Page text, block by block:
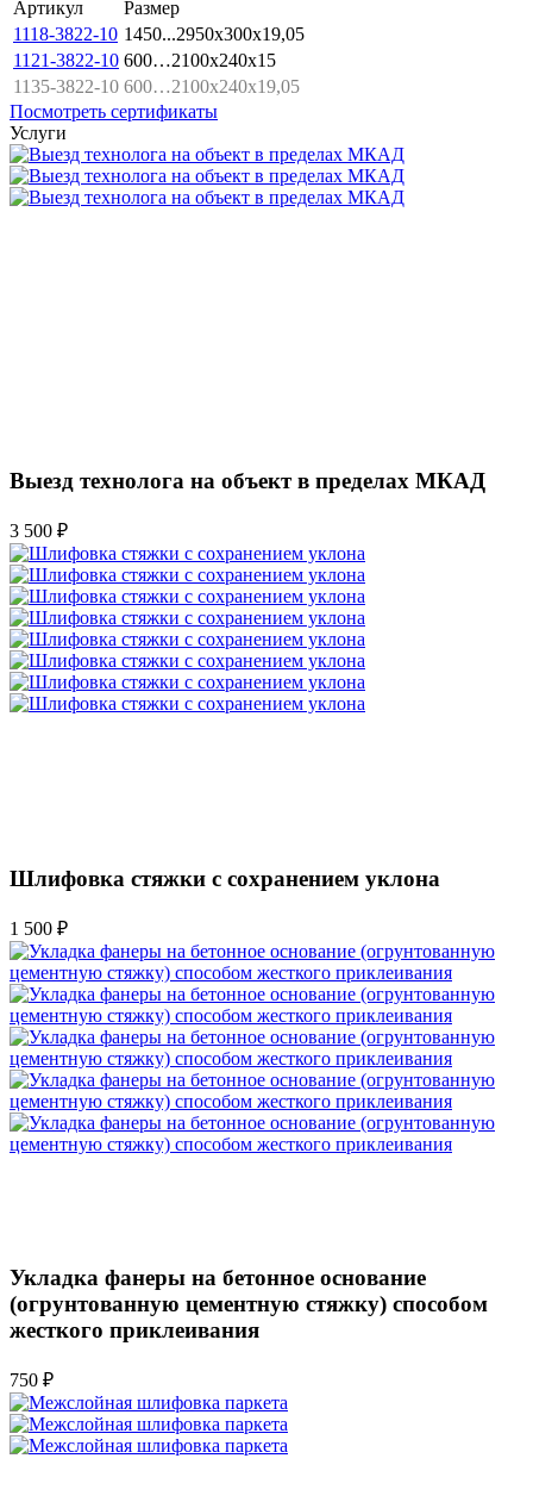
Артикул
Размер
1118-3822-10 1450...2950x300x19,05
1121-3822-10 600…2100x240x15
1135-3822-10 600…2100x240x19,05
Посмотреть сертификаты
Услуги
Выезд технолога на объект в пределах МКАД
3 500 ₽
Шлифовка стяжки с сохранением уклона
1 500 ₽
Укладка фанеры на бетонное основание
(огрунтованную цементную стяжку) способом
жесткого приклеивания
750 ₽